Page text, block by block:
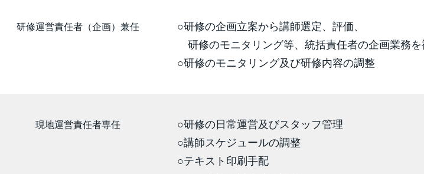
研修運営責任者（企画）兼任
○研修の企画立案から講師選定、評価、
研修のモニタリング等、統括責任者の企画業務を
○研修のモニタリング及び研修内容の調整
現地運営責任者専任
○研修の日常運営及びスタッフ管理
○講師スケジュールの調整
○テキスト印刷手配